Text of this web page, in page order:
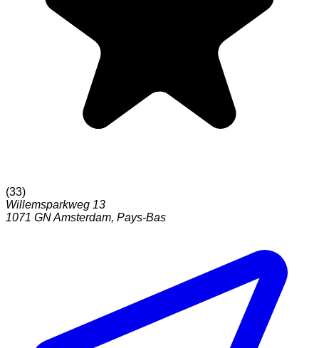
(33)
Willemsparkweg 13
1071 GNAmsterdam, Pays-Bas